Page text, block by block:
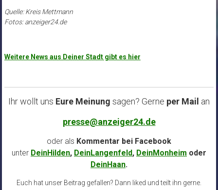
Quelle: Kreis Mettmann
Fotos: anzeiger24.de
Weitere News aus Deiner Stadt gibt es hier
Ihr wollt uns Eure Meinung sagen? Gerne per Mail an
presse@anzeiger24.de
oder als Kommentar bei Facebook
unter DeinHilden, DeinLangenfeld, DeinMonheim oder
DeinHaan.
Euch hat unser Beitrag gefallen? Dann liked und teilt ihn gerne.